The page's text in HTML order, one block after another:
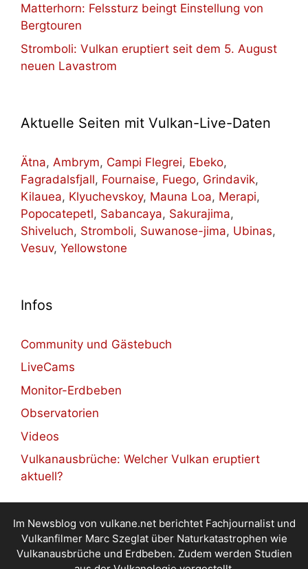
Matterhorn: Felssturz beingt Einstellung von
Bergtouren
Stromboli: Vulkan eruptiert seit dem 5. August
neuen Lavastrom
Aktuelle Seiten mit Vulkan-Live-Daten
Ätna, Ambrym, Campi Flegrei, Ebeko,
Fagradalsfjall, Fournaise, Fuego, Grindavik,
Kilauea, Klyuchevskoy, Mauna Loa, Merapi,
Popocatepetl, Sabancaya, Sakurajima,
Shiveluch, Stromboli, Suwanose-jima, Ubinas,
Vesuv, Yellowstone
Infos
Community und Gästebuch
LiveCams
Monitor-Erdbeben
Observatorien
Videos
Vulkanausbrüche: Welcher Vulkan eruptiert
aktuell?
Im Newsblog von vulkane.net berichtet Fachjournalist und
Vulkanfilmer Marc Szeglat über Naturkatastrophen wie
Vulkanausbrüche und Erdbeben. Zudem werden Studien